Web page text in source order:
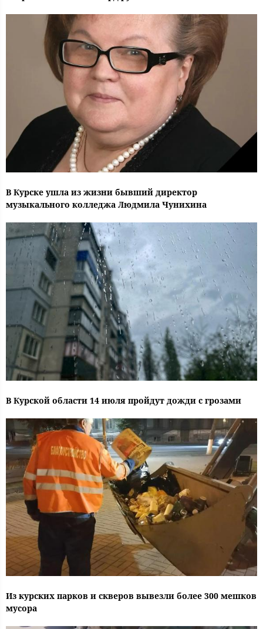
В Курске ушла из жизни бывший директор
музыкального колледжа Людмила Чунихина
В Курской области 14 июля пройдут дожди с грозами
Из курских парков и скверов вывезли более 300 мешков
мусора